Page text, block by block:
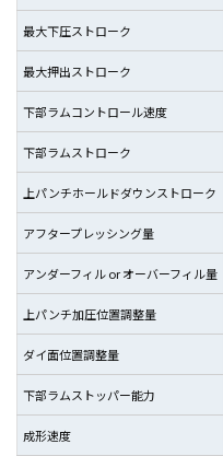
最大下圧ストローク
最大押出ストローク
下部ラムコントロール速度
下部ラムストローク
上パンチホールドダウンストローク
アフタープレッシング量
アンダーフィル or オーバーフィル量
上パンチ加圧位置調整量
ダイ面位置調整量
下部ラムストッパー能力
成形速度